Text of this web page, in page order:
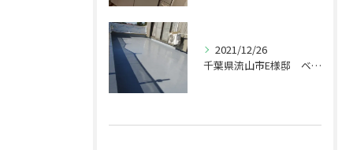
2021/12/26
千葉県流山市E様邸 ベランダ工事